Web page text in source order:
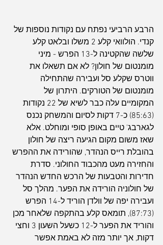
הרבע הרביעי נפתח עם נקודות נוספות של
קנדי. הולוואי קלע 2 משלו ובלאט קלע
שלשה שהקטינה ל-13 הפרש - מיני
מומנטום של חולון? לא אם תשאלו את
ווטרס שקלע סל ועבירה שהתחילה
מומנטום של הטורקים. היתרון של
המקומיים עלה כבר לשיא של 22 נקודות
(85:63) כ-7 דקות לסיום והמשחק נכנס
לגארבג' טיים באופן סופי ומוחלט. אלא
שאז משום מקום הגיעה ריצה של חולון
בהובלת רייס הנהדר, שהורידה את ההפרש
והחזירה מעט מהכבוד החולוני. סדרת
חדירות והטבעות של הרכש החדש הנהדר
של חולוניה הורידה את הפער. מהלך סל
ועבירה יפה של וולדן הוריד ל-14 הפרש
(87:73), תומאס קלע בהתקפה שלאחר מכן
והוריד את הפער ל-12 כשעל השעון 3 וחצי
דקות, אך יותר מזה לא באמת אפשר